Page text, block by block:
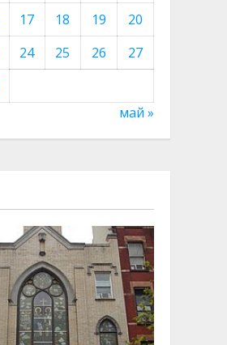
17 18 19
20
24 25 26
27
май »